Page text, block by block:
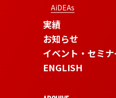
AiDEAs
実績
お知らせ
イベント・セミナ
ENGLISH